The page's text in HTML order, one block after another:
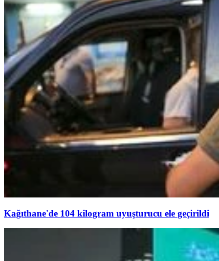
Kağıthane'de 104 kilogram uyuşturucu ele geçirildi